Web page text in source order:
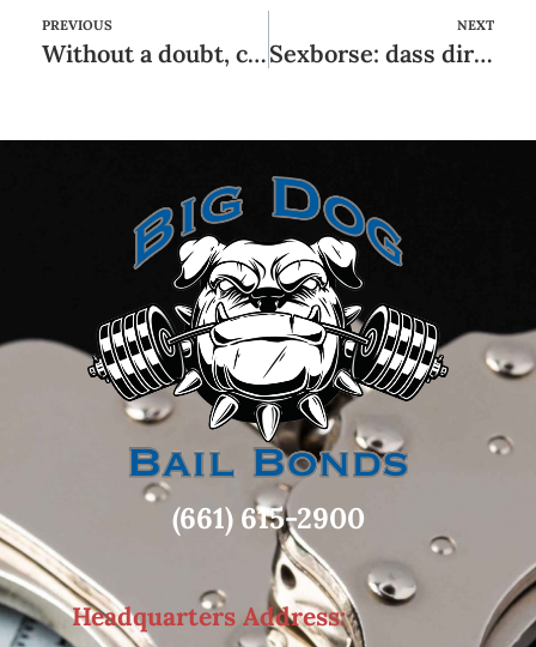
PREVIOUS
Without a doubt, certain subjects are fruitful which they sit new even with several explorations
NEXT
Sexborse: dass direkt findest du Der geiles Verabredung!
(661) 615-2900
Headquarters Address: